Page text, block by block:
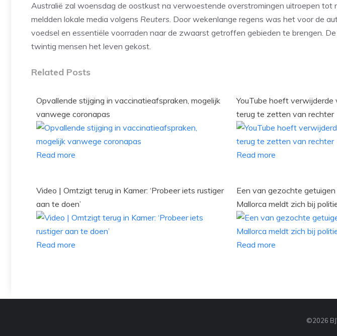
Australië zal woensdag de oostkust na verwoestende overstromingen uitroepen tot
meldden lokale media volgens Reuters. Door wekenlange regens was het voor de
voedsel en essentiële voorraden naar de zwaarst getroffen gebieden te brengen.
twintig mensen het leven gekost.
Related Posts
Opvallende stijging in vaccinatieafspraken, mogelijk
vanwege coronapas
Read more
YouTube hoeft
terug te zetten van rechter
Read more
Video | Omtzigt terug in Kamer: ‘Probeer iets rustiger
aan te doen’
Read more
Een van gezochte
Mallorca meldt zich bij
Read more
©2026